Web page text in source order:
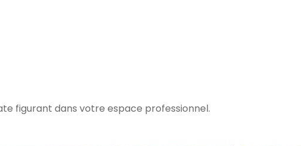
figurant dans votre espace professionnel.